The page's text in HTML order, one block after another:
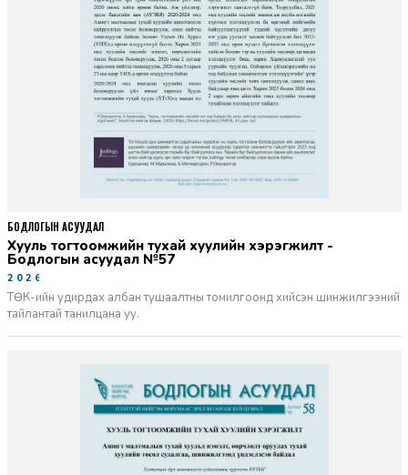
Хууль тогтоомжийн тухай хуулийн хэрэгжилт -
Бодлогын асуудал №57
2026-06-02
ТӨК-ийн удирдах албан тушаалтны томилгоонд хийсэн шинжилгээний
тайлантай танилцана уу.
БОДЛОГЫН АСУУДАЛ